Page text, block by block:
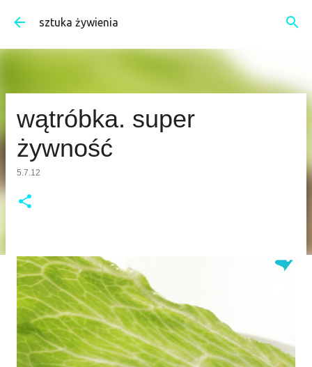
Przejdź do głównej zawartości
sztuka żywienia
wątróbka. super
żywność
5.7.12